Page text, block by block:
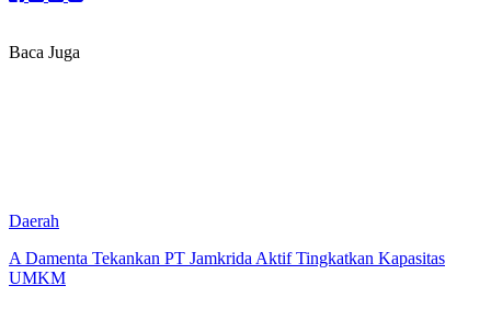
Baca Juga
Daerah
A Damenta Tekankan PT Jamkrida Aktif Tingkatkan Kapasitas
UMKM